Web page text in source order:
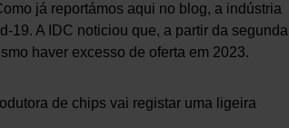
já reportámos aqui no blog, a indústria
19. A IDC noticiou que, a partir da segunda
haver excesso de oferta em 2023.
de chips vai registar uma ligeira